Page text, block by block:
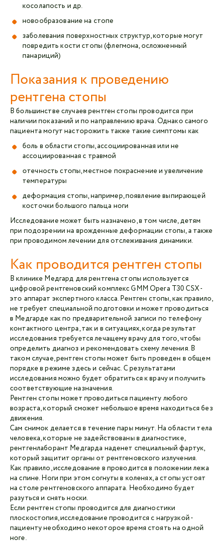
косолапость и др.
новообразование на стопе
заболевания поверхностных структур, которые могут
повредить кости стопы (флегмона, осложненный
панариций)
Показания к проведению
рентгена стопы
В большинстве случаев рентген стопы проводится при
наличии показаний и по направлению врача. Однако самого
пациента могут насторожить также такие симптомы как
боль в области стопы, ассоциированная или не
ассоциированная с травмой
отечность стопы, местное покраснение и увеличение
температуры
деформация стопы, например, появление выпирающей
косточки большого пальца ноги
Исследование может быть назначено, в том числе, детям
при подозрении на врожденные деформации стопы, а также
при проводимом лечении для отслеживания динамики.
Как проводится рентген стопы
В клинике Медгард для рентгена стопы используется
цифровой рентгеновский комплекс GMM Opera T30 CSX -
это аппарат экспертного класса. Рентген стопы, как правило,
не требует специальной подготовки и может проводиться
в Медгарде как по предварительной записи по телефону
контактного центра, так и в ситуациях, когда результат
исследования требуется лечащему врачу для того, чтобы
определить диагноз и рекомендовать схему лечения. В
таком случае, рентген стопы может быть проведен в общем
порядке в режиме здесь и сейчас. С результатами
исследования можно будет обратиться к врачу и получить
соответствующие назначения.
Рентген стопы может проводиться пациенту любого
возраста, который сможет небольшое время находиться без
движения.
Сам снимок делается в течение пары минут. На области тела
человека, которые не задействованы в диагностике,
рентгенлаборант Медгарда наденет специальный фартук,
который защитит органы от рентгеновского излучения.
Как правило, исследование в проводится в положении лежа
на спине. Ноги при этом согнуты в коленях, а стопы устоят
на столе рентгеновского аппарата. Необходимо будет
разуться и снять носки.
Если рентген стопы проводится для диагностики
плоскостопия, исследование проводится с нагрузкой -
пациенту необходимо некоторое время стоять на одной
ноге.